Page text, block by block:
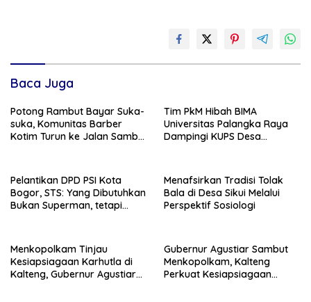
Baca Juga
Potong Rambut Bayar Suka-
suka, Komunitas Barber
Kotim Turun ke Jalan Sambut
Tim PkM Hibah BIMA
Universitas Palangka Raya
Dampingi KUPS Desa
Pelantikan DPD PSI Kota
Bogor, STS: Yang Dibutuhkan
Bukan Superman, tetapi
Menafsirkan Tradisi Tolak
Bala di Desa Sikui Melalui
Perspektif Sosiologi
Menkopolkam Tinjau
Kesiapsiagaan Karhutla di
Kalteng, Gubernur Agustiar
Gubernur Agustiar Sambut
Menkopolkam, Kalteng
Perkuat Kesiapsiagaan